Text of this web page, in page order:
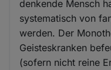
denkende Mensch
systematisch von
werden. Der
Geisteskranken
(sofern nicht reine